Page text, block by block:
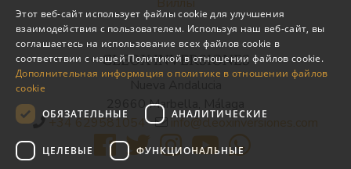
CLEOX INVERSIONES
29660 Marbella, Málaga
+34 629581054
info@cleoxinversiones.com
SPANISH
RUSSIAN
Этот веб-сайт использует файлы cookie для улучшения
взаимодействия с пользователем. Используя наш веб-сайт, вы
соглашаетесь на использование всех файлов cookie в
соответствии с нашей Политикой в ​​отношении файлов cookie.
Дополнительная информация о политике в отношении файлов
cookie
ОБЯЗАТЕЛЬНЫЕ
АНАЛИТИЧЕСКИЕ
ЦЕЛЕВЫЕ ФУНКЦИОНАЛЬНЫЕ